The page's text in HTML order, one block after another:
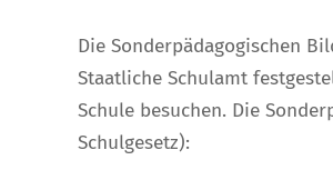
Die Sonderpädagogischen
Staatliche Schulamt
Schule besuchen. Die
Schulgesetz):